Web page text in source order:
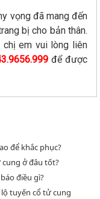
vọng đã mang đến
bị cho bản thân.
chị em vui lòng liên
để được
để khắc phục?
cung ở đâu tốt?
điều gì?
tuyến cổ tử cung